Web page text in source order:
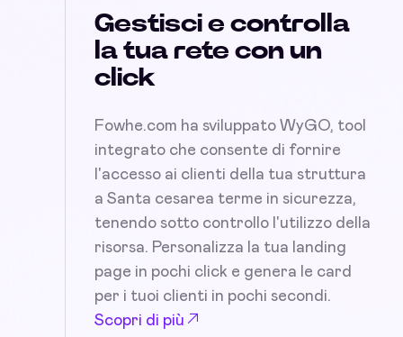
Gestisci e controlla
la tua rete con un
click
Fowhe.com ha sviluppato WyGO, tool
integrato che consente di fornire
l'accesso ai clienti della tua struttura
a Santa cesarea terme in sicurezza,
tenendo sotto controllo l'utilizzo della
risorsa. Personalizza la tua landing
page in pochi click e genera le card
per i tuoi clienti in pochi secondi.
Scopri di più